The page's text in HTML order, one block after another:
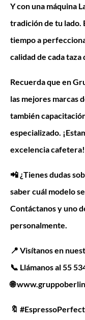
Y con una máquina
tradición de tu lado.
tiempo a
calidad de cada taza
Recuerda que en
las mejores marcas
también
especializado.
excelencia
📲 ¿Tienes dudas
saber cuál modelo
Contáctanos y uno
personalmente.
📍 Visítanos en
📞 Llámanos al 55
🌐
🔖